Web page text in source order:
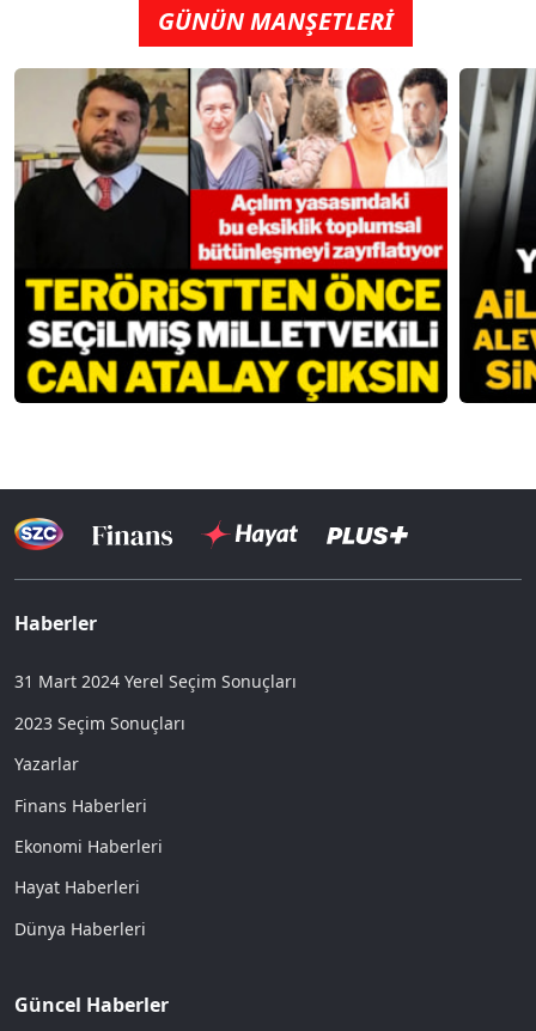
GÜNÜN MANŞETLERİ
Haberler
31 Mart 2024 Yerel Seçim Sonuçları
2023 Seçim Sonuçları
Yazarlar
Finans Haberleri
Ekonomi Haberleri
Hayat Haberleri
Dünya Haberleri
Güncel Haberler